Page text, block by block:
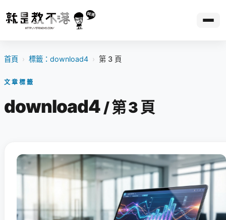
首頁 › 標籤：download4 › 第 3 頁
文章標籤
download4 / 第 3 頁